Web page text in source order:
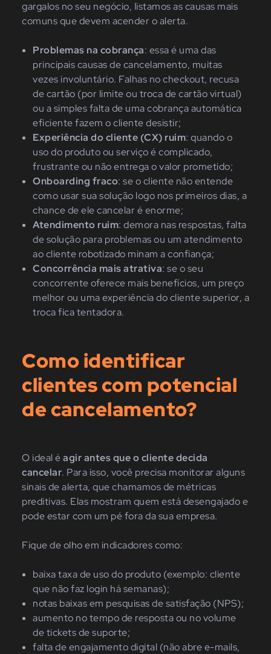
gargalos no seu negócio, listamos as causas mais
comuns que devem acender o alerta.
Problemas na cobrança: essa é uma das
principais causas de cancelamento, muitas
vezes involuntário. Falhas no checkout, recusa
de cartão (por limite ou troca de cartão virtual)
ou a simples falta de uma cobrança automática
eficiente fazem o cliente desistir;
Experiência do cliente (CX) ruim: quando o
uso do produto ou serviço é complicado,
frustrante ou não entrega o valor prometido;
Onboarding fraco: se o cliente não entende
como usar sua solução logo nos primeiros dias, a
chance de ele cancelar é enorme;
Atendimento ruim: demora nas respostas, falta
de solução para problemas ou um atendimento
ao cliente robotizado minam a confiança;
Concorrência mais atrativa: se o seu
concorrente oferece mais benefícios, um preço
melhor ou uma experiência do cliente superior, a
troca fica tentadora.
Como identificar
clientes com potencial
de cancelamento?
O ideal éagir antes que o cliente decida
cancelar. Para isso, você precisa monitorar alguns
sinais de alerta, que chamamos de métricas
preditivas. Elas mostram quem está desengajado e
pode estar com um pé fora da sua empresa.
Fique de olho em indicadores como:
baixa taxa de uso do produto (exemplo: cliente
que não faz login há semanas);
notas baixas em pesquisas de satisfação (NPS);
aumento no tempo de resposta ou no volume
de tickets de suporte;
falta de engajamento digital (não abre e-mails,